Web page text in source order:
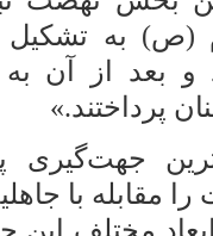
(ص) به
و بعد از آن
پرداختند.»
جهت‌گیری
مقابله با